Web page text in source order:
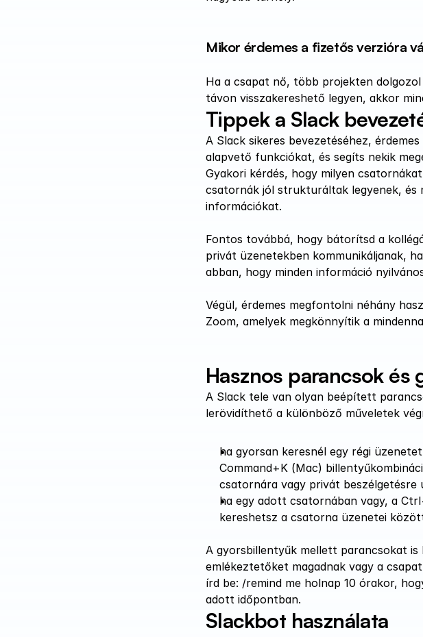
Mikor érdemes a fizetős verzióra
Ha a csapat nő, több projekten
távon visszakereshető legyen, akkor
Tippek a Slack
A Slack sikeres bevezetéséhez,
alapvető funkciókat, és segíts nekik
Gyakori kérdés, hogy milyen
csatornák jól strukturáltak legyenek, és
információkat.
Fontos továbbá, hogy bátorítsd a
privát üzenetekben kommunikáljanak,
abban, hogy minden információ
Végül, érdemes megfontolni néhány
Zoom, amelyek megkönnyítik a
Hasznos parancsok
A Slack tele van olyan beépített
lerövidíthető a különböző műveletek
ha gyorsan keresnél egy régi
Command+K (Mac)
csatornára vagy privát beszélgetésre
ha egy adott csatornában vagy, a
kereshetsz a csatorna üzenetei
A gyorsbillentyűk mellett parancsokat
emlékeztetőket magadnak vagy a
írd be: /remind me holnap 10 órakor,
adott időpontban.
Slackbot használata